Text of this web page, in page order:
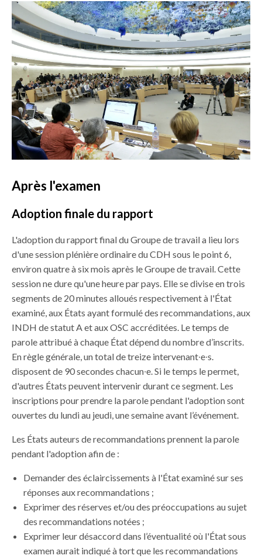
Après l'examen
Adoption finale du rapport
L'adoption du rapport final du Groupe de travail a lieu lors
d'une session plénière ordinaire du CDH sous le point 6,
environ quatre à six mois après le Groupe de travail. Cette
session ne dure qu'une heure par pays. Elle se divise en trois
segments de 20 minutes alloués respectivement à l'État
examiné, aux États ayant formulé des recommandations, aux
INDH de statut A et aux OSC accréditées. Le temps de
parole attribué à chaque État dépend du nombred’inscrits.
En règle générale, un total de treize intervenant∙e∙s.
disposent de 90 secondes chacun∙e. Si le temps le permet,
d'autres États peuvent intervenir durant ce segment. Les
inscriptions pour prendre la parole pendant l'adoption sont
ouvertes du lundi au jeudi, une semaine avant l’événement.
Les États auteurs de recommandations prennent la parole
pendant l'adoption afin de :
Demander des éclaircissements à l'État examiné sur ses
réponses aux recommandations ;
Exprimer des réserves et/ou des préoccupations au sujet
des recommandations notées ;
Exprimer leur désaccord dans l’éventualité où l'État sous
examen aurait indiqué à tort que les recommandations